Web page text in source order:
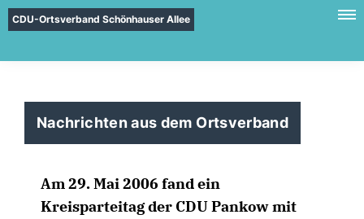
CDU-Ortsverband Schönhauser Allee
Nachrichten aus dem Ortsverband
Am 29. Mai 2006 fand ein
Kreisparteitag der CDU Pankow mit